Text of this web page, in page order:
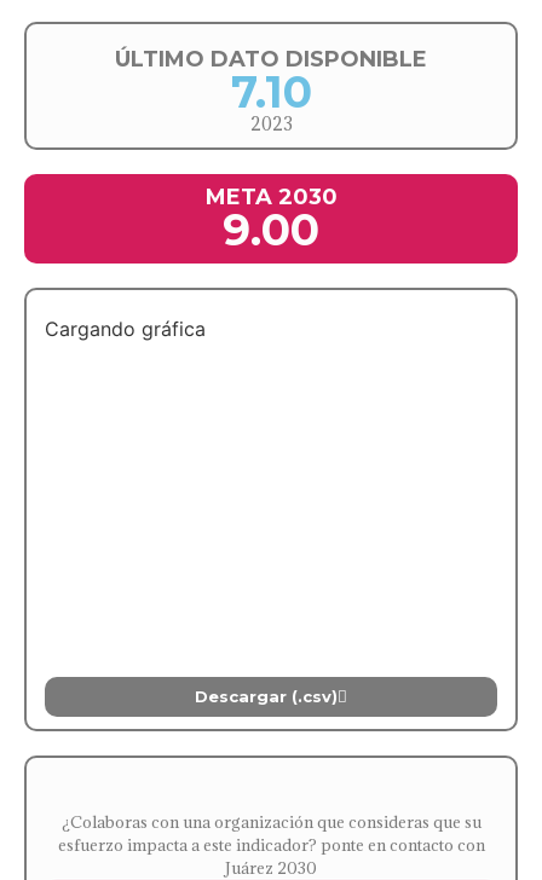
ÚLTIMO DATO DISPONIBLE
7.10
2023
META 2030
9.00
Cargando gráfica
Descargar (.csv)
¿Colaboras con una organización que consideras que su
esfuerzo impacta a este indicador? ponte en contacto con
Juárez 2030